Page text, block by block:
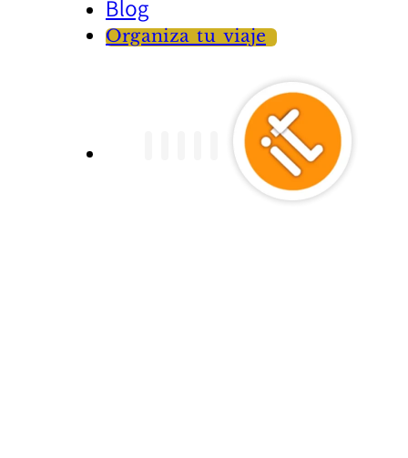
Blog
Organiza tu viaje